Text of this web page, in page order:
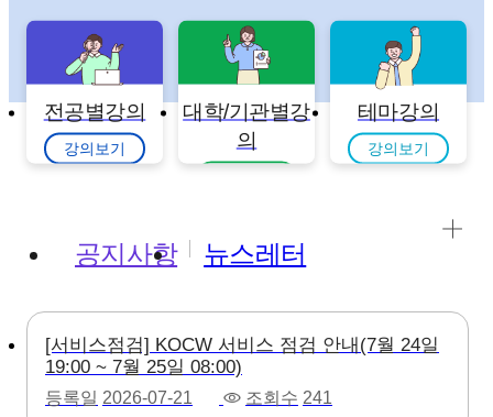
전공별강의
강의보기
대학/기관별강
의
테마강의
강의보기
공지사항 뉴스레터
[서비스점검] KOCW 서비스 점검 안내(7월 24일
19:00 ~ 7월 25일 08:00)
등록일 2026-07-21 조회수 241